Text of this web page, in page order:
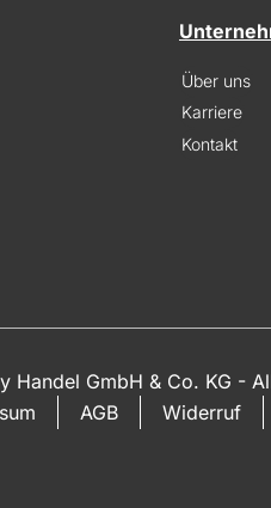
Über uns
Karriere
Kontakt
GmbH & Co. KG -
AGB Widerruf